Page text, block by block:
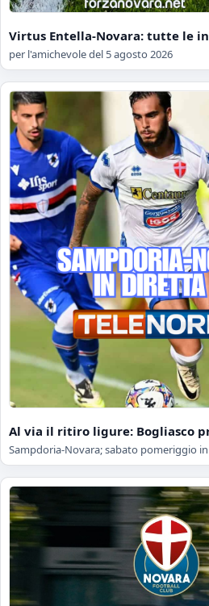
Virtus Entella-Novara: tutte le
per l'amichevole del 5 agosto 2026
Al via il ritiro ligure: Bogliasco
Sampdoria-Novara; sabato pomeriggio